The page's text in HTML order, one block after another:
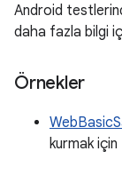
Android
daha fazla bilgi
Örnekler
kurmak için